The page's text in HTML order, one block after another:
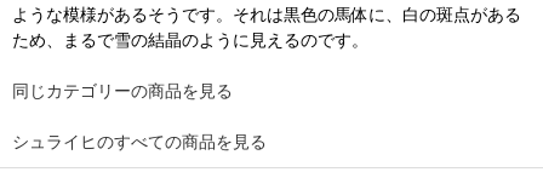
ような模様があるそうです。それは黒色の馬体に、白の斑点がある
ため、まるで雪の結晶のように見えるのです。
同じカテゴリーの商品を見る
シュライヒのすべての商品を見る